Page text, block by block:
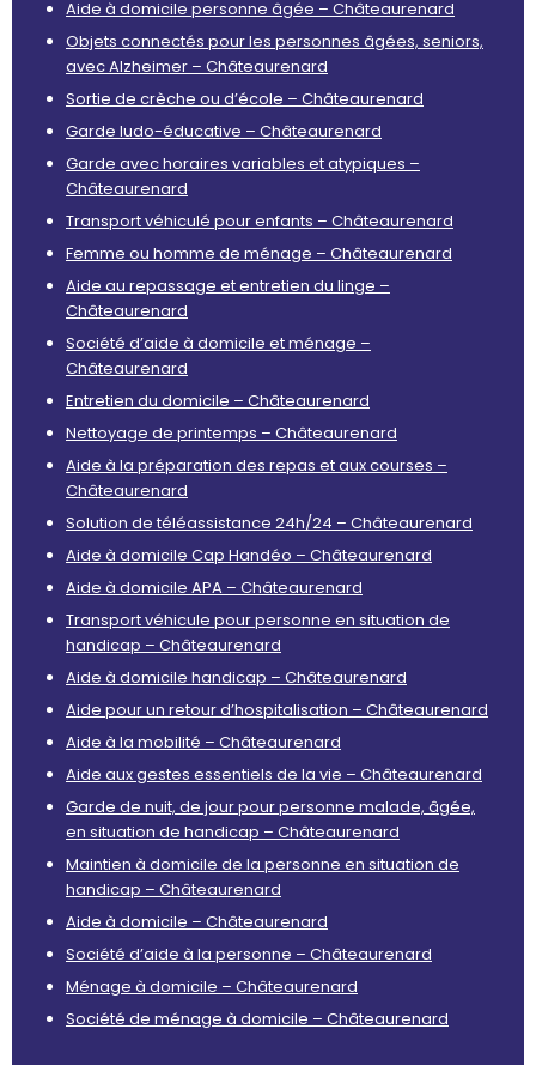
Aide à domicile personne âgée – Châteaurenard
Objets connectés pour les personnes âgées, seniors,
avec Alzheimer – Châteaurenard
Sortie de crèche ou d’école – Châteaurenard
Garde ludo-éducative – Châteaurenard
Garde avec horaires variables et atypiques –
Châteaurenard
Transport véhiculé pour enfants – Châteaurenard
Femme ou homme de ménage – Châteaurenard
Aide au repassage et entretien du linge –
Châteaurenard
Société d’aide à domicile et ménage –
Châteaurenard
Entretien du domicile – Châteaurenard
Nettoyage de printemps – Châteaurenard
Aide à la préparation des repas et aux courses –
Châteaurenard
Solution de téléassistance 24h/24 – Châteaurenard
Aide à domicile Cap Handéo – Châteaurenard
Aide à domicile APA – Châteaurenard
Transport véhicule pour personne en situation de
handicap – Châteaurenard
Aide à domicile handicap – Châteaurenard
Aide pour un retour d’hospitalisation – Châteaurenard
Aide à la mobilité – Châteaurenard
Aide aux gestes essentiels de la vie – Châteaurenard
Garde de nuit, de jour pour personne malade, âgée,
en situation de handicap – Châteaurenard
Maintien à domicile de la personne en situation de
handicap – Châteaurenard
Aide à domicile – Châteaurenard
Société d’aide à la personne – Châteaurenard
Ménage à domicile – Châteaurenard
Société de ménage à domicile – Châteaurenard